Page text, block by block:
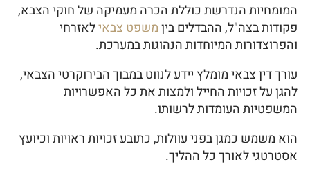
המומחיות הנדרשת כוללת הכרה מעמיקה של חוקי הצבא,
פקודות בצה"ל, ההבדלים ביןמשפט צבאילאזרחי
והפרוצדורות המיוחדות הנהוגות במערכת.
עורך דין צבאי מומלץ יידע לנווט במבוך הבירוקרטי הצבאי,
להגן על זכויות החייל ולמצות את כל האפשרויות
המשפטיות העומדות לרשותו.
הוא משמש כמגן בפני עוולות, כתובע זכויות ראויות וכיועץ
אסטרטגי לאורך כל ההליך.